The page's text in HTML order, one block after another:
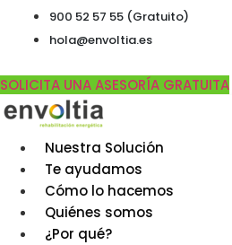
900 52 57 55 (Gratuito)
hola@envoltia.es
SOLICITA UNA ASESORÍA GRATUITA
Nuestra Solución
Te ayudamos
Cómo lo hacemos
Quiénes somos
¿Por qué?